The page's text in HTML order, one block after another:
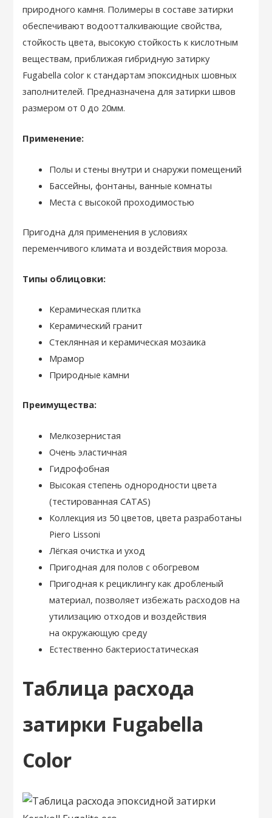
природного камня. Полимеры в составе затирки
обеспечивают водоотталкивающие свойства,
стойкость цвета, высокую стойкость к кислотным
веществам, приближая гибридную затирку
Fugabella color к стандартам эпоксидных шовных
заполнителей. Предназначена для затирки швов
размером от 0 до 20мм.
Применение:
Полы и стены внутри и снаружи помещений
Бассейны, фонтаны, ванные комнаты
Места с высокой проходимостью
Пригодна для применения в условиях
переменчивого климата и воздействия мороза.
Типы облицовки:
Керамическая плитка
Керамический гранит
Стеклянная и керамическая мозаика
Мрамор
Природные камни
Преимущества:
Мелкозернистая
Очень эластичная
Гидрофобная
Высокая степень однородности цвета
(тестированная CATAS)
Коллекция из 50 цветов, цвета разработаны
Piero Lissoni
Лёгкая очистка и уход
Пригодная для полов с обогревом
Пригодная к рециклингу как дробленый
материал, позволяет избежать расходов на
утилизацию отходов и воздействия
на окружающую среду
Естественно бактериостатическая
Таблица расхода
затирки Fugabella
Color